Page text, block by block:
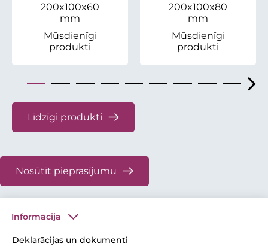
200x100x60
mm
Mūsdienīgi
produkti
200x100x80
mm
Mūsdienīgi
produkti
Līdzīgi produkti
Nosūtīt pieprasījumu
Informācija
Deklarācijas un dokumenti